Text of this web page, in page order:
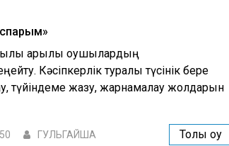
арқылы оқушылардың
Кәсіпкерлік туралы түсінік бере
түйіндеме жазу, жарнамалау жолдарын
ГУЛЬГАЙША Толық оқу